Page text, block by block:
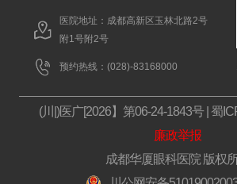
医院地址：成都高新区玉林北路2号
附1号附2号
预约热线：(028)-83168000
(川|)医广[2026】第06-24-1843号| 蜀
廉政举报
成都华厦眼科医院 版权